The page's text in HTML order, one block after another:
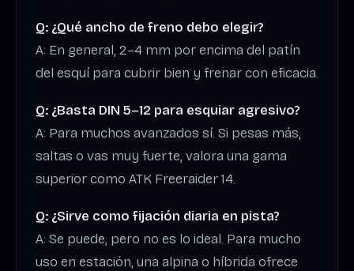
Q: ¿Qué ancho de freno debo elegir?
A: En general, 2–4 mm por encima del patín
del esquí para cubrir bien y frenar con eficacia.
Q: ¿Basta DIN 5–12 para esquiar agresivo?
A: Para muchos avanzados sí. Si pesas más,
saltas o vas muy fuerte, valora una gama
superior como ATK Freeraider 14.
Q: ¿Sirve como fijación diaria en pista?
A: Se puede, pero no es lo ideal. Para mucho
uso en estación, una alpina o híbrida ofrece